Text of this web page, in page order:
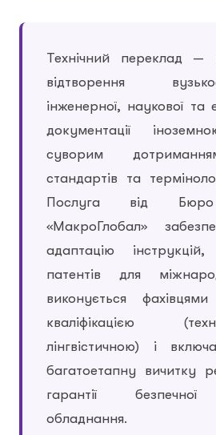
Технічний переклад —
відтворення
інженерної, наукової та
документації
суворим
стандартів та
Послуга від Бюро
«МакроГлобал»
адаптацію
патентів для
виконується
кваліфікацією
лінгвістичною) і
багатоетапну вичитку
гарантії безпечної
обладнання.